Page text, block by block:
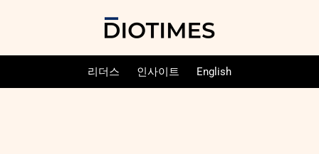
리더스 인사이트 English